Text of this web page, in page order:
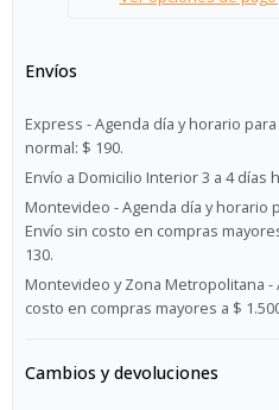
Envíos
Express - Agenda día y horario
normal: $ 190.
Envío a Domicilio Interior 3 a 4 días
Montevideo - Agenda día y horario
Envío sin costo en compras
130.
Montevideo y Zona Metropolitana -
costo en compras mayores a $
Cambios y devoluciones